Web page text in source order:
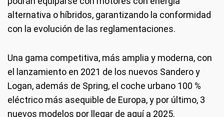
alternativa o híbridos, garantizando la conformidad
con la evolución de las reglamentaciones.
Una gama competitiva, más amplia y moderna, con
el lanzamiento en 2021 de los nuevos Sandero y
Logan, además de Spring, el coche urbano 100 %
eléctrico más asequible de Europa, y por último, 3
nuevos modelos por llegar de aquí a 2025.